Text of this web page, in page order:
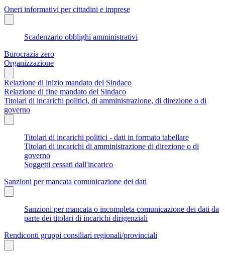
Oneri informativi per cittadini e imprese
Scadenzario obblighi amministrativi
Burocrazia zero
Organizzazione
Relazione di inizio mandato del Sindaco
Relazione di fine mandato del Sindaco
Titolari di incarichi politici, di amministrazione, di direzione o di
governo
Titolari di incarichi politici - dati in formato tabellare
Titolari di incarichi di amministrazione di direzione o di
governo
Soggetti cessati dall'incarico
Sanzioni per mancata comunicazione dei dati
Sanzioni per mancata o incompleta comunicazione dei dati da
parte dei titolari di incarichi dirigenziali
Rendiconti gruppi consiliari regionali/provinciali